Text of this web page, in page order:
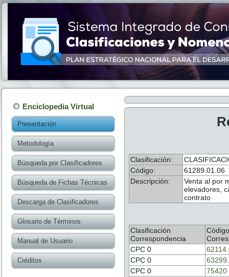
Enciclopedia Virtual
Presentación
Metodología
Búsqueda por Clasificadores
Búsqueda de Fichas Técnicas
Descarga de Clasificadores
Glosario de Términos
Manual de Usuario
Créditos
Clasificación:
Código:
61289.01.06
Descripción:
Venta al por
elevadores,
contrato
Clasificación
Correspondencia
Código
CPC 0
CPC 0
CPC 0
75420